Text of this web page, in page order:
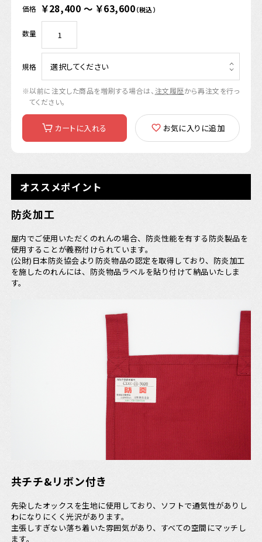
価格 ￥28,400 ～ ￥63,600 （税込）
数量
規格 選択してください
※以前に注文した商品を増刷する場合は、 注文履歴から再注文を行っ
てください。
カートに入れる お気に入りに追加
オススメポイント
防炎加工
屋内でご使用いただくのれんの場合、防炎性能を有する防炎製品を
使用することが義務付けられています。
(公財)日本防炎協会より防炎物品の認定を取得しており、防炎加工
を施したのれんには、防炎物品ラベルを貼り付けて納品いたしま
す。
共チチ&リボン付き
先染したオックスを生地に使用しており、ソフトで通気性がありし
わになりにくく光沢があります。
主張しすぎない落ち着いた雰囲気があり、すべての空間にマッチし
ます。